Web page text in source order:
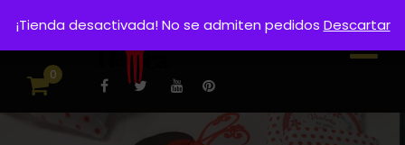
0
¡Tienda desactivada! No se admiten pedidos Descartar